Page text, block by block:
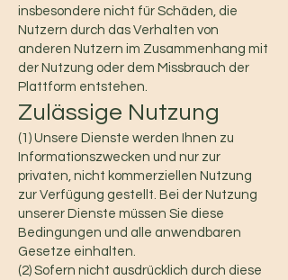
insbesondere nicht für Schäden, die
Nutzern durch das Verhalten von
anderen Nutzern im Zusammenhang mit
der Nutzung oder dem Missbrauch der
Plattform entstehen.
Zulässige Nutzung
(1) Unsere Dienste werden Ihnen zu
Informationszwecken und nur zur
privaten, nicht kommerziellen Nutzung
zur Verfügung gestellt. Bei der Nutzung
unserer Dienste müssen Sie diese
Bedingungen und alle anwendbaren
Gesetze einhalten.
(2) Sofern nicht ausdrücklich durch diese